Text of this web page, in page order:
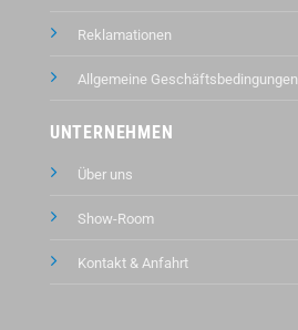
Reklamationen
Allgemeine Geschäftsbedingungen
UNTERNEHMEN
Über uns
Show-Room
Kontakt & Anfahrt